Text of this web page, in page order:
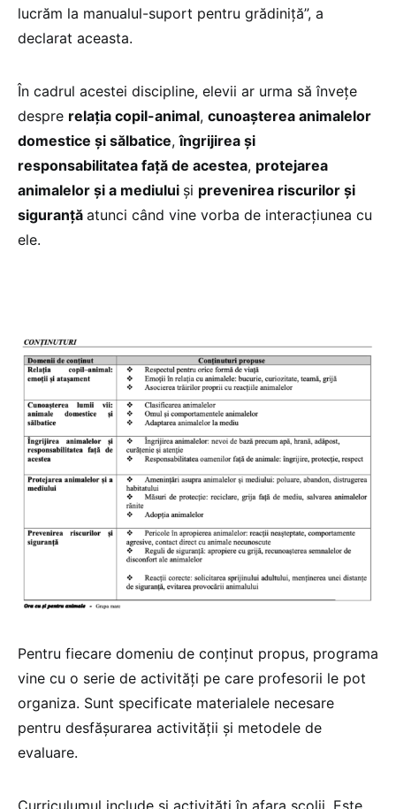
lucrăm la manualul-suport pentru grădiniță”, a
declarat aceasta.
În cadrul acestei discipline, elevii ar urma să învețe
despre relația copil-animal, cunoașterea animalelor
domestice și sălbatice,îngrijirea și
responsabilitatea față de acestea, protejarea
animalelor și a mediului și prevenirea riscurilor și
siguranță atunci când vine vorba de interacțiunea cu
ele.
Pentru fiecare domeniu de conținut propus, programa
vine cu o serie de activități pe care profesorii le pot
organiza. Sunt specificate materialele necesare
pentru desfășurarea activității și metodele de
evaluare.